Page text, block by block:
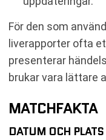
För den som
liverapporter ofta
presenterar
brukar vara lättare
MATCHFAKTA
DATUM OCH PLATS